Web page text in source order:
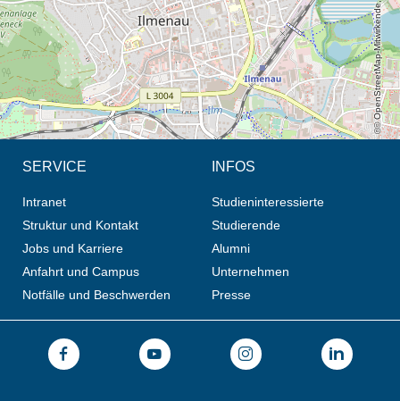
© OpenStreetMap-Mitwirkende, CC BY-SA
SERVICE
Intranet
Struktur und Kontakt
Jobs und Karriere
Anfahrt und Campus
Notfälle und Beschwerden
INFOS
Studieninteressierte
Studierende
Alumni
Unternehmen
Presse